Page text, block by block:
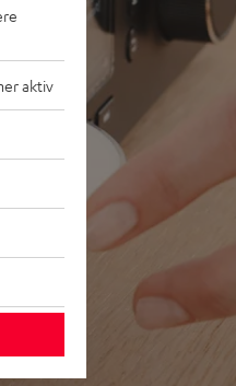
aktiv